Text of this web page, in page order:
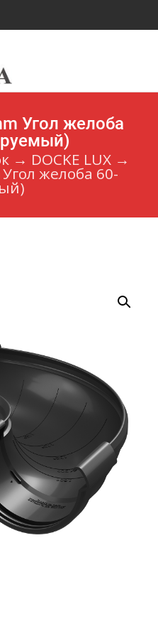
Угол желоба
→ DOCKE LUX →
Угол желоба 60-